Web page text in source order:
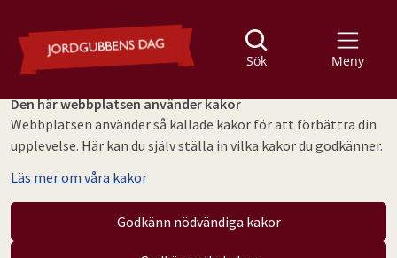
Den här webbplatsen använder kakor
Webbplatsen använder så kallade kakor för att förbättra din
upplevelse. Här kan du själv ställa in vilka kakor du godkänner.
Läs mer om våra kakor
Godkänn nödvändiga kakor
Sök Meny